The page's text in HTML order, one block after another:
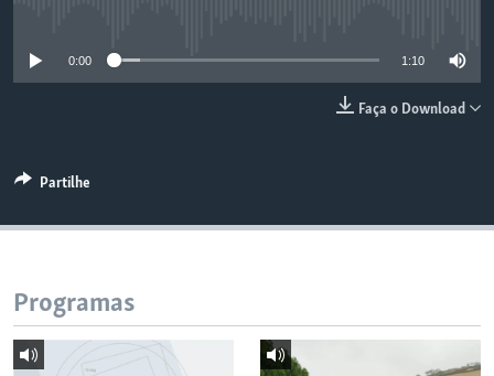
0:00 1:10
Faça o Download
Partilhe
Programas